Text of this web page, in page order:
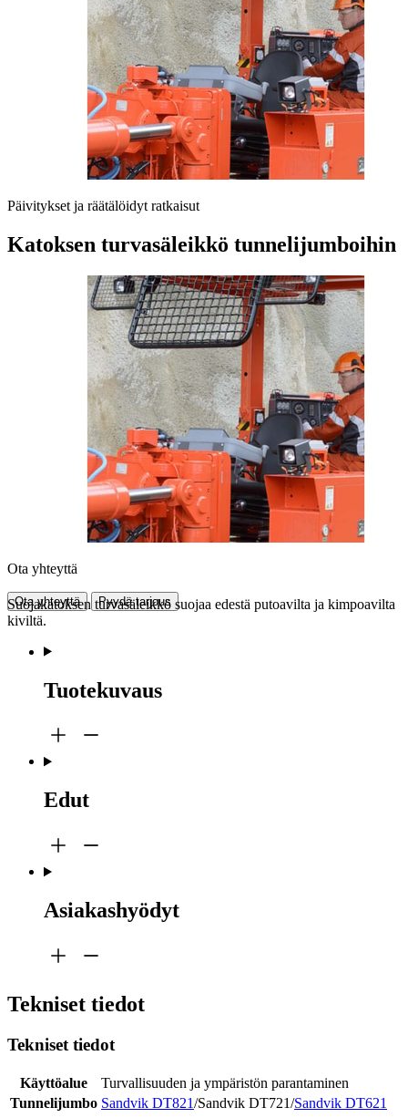
Päivitykset ja räätälöidyt ratkaisut
Katoksen turvasäleikkö tunnelijumboihin
Ota yhteyttä
Ota yhteyttä Pyydä tarjous
Suojakatoksen turvasäleikkö suojaa edestä putoavilta ja kimpoavilta
kiviltä.
Tuotekuvaus
Edut
Asiakashyödyt
Tekniset tiedot
Tekniset tiedot
Käyttöalue
Turvallisuuden ja ympäristön parantaminen
Tunnelijumbo Sandvik DT821/Sandvik DT721/Sandvik DT621